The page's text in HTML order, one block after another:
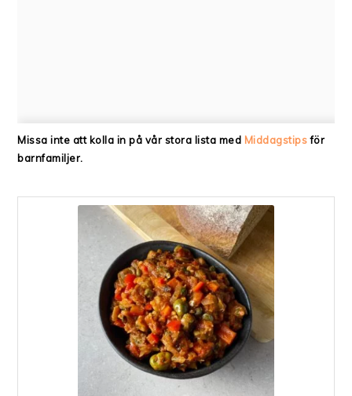
Missa inte att kolla in på vår stora lista med Middagstipsför
barnfamiljer.